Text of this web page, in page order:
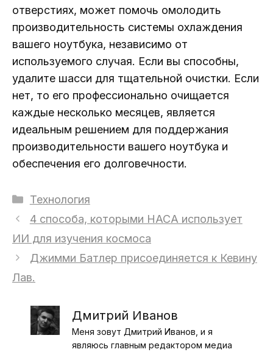
отверстиях, может помочь омолодить
производительность системы охлаждения
вашего ноутбука, независимо от
используемого случая. Если вы способны,
удалите шасси для тщательной очистки. Если
нет, то его профессионально очищается
каждые несколько месяцев, является
идеальным решением для поддержания
производительности вашего ноутбука и
обеспечения его долговечности.
Рубрики
Технология
4 способа, которыми НАСА использует
ИИ для изучения космоса
Джимми Батлер присоединяется к Кевину
Лав.
Дмитрий Иванов
Меня зовут Дмитрий Иванов, и я
являюсь главным редактором медиа